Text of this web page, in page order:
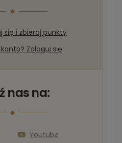
się i zbieraj punkty
konto? Zaloguj się
nas na:
Youtube